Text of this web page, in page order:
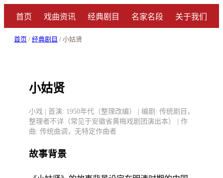
首页 戏曲资讯 经典剧目 名家名段 关于我们
首页 / 经典剧目 / 小姑贤
小姑贤
小戏 | 首演: 1950年代（整理改编） | 编剧: 传统剧目，
整理者不详（常见于安徽省黄梅戏剧团演出本） | 作
曲: 传统曲调，无特定作曲者
故事背景